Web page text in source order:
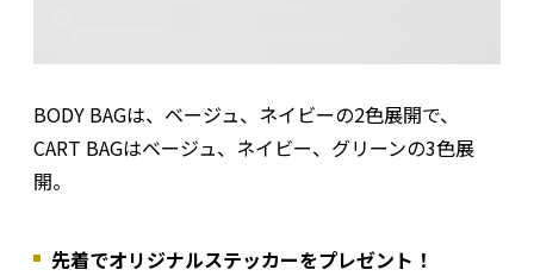
BODY BAGは、ベージュ、ネイビーの2色展開で、
CART BAGはベージュ、ネイビー、グリーンの3色展
開。
先着でオリジナルステッカーをプレゼント！